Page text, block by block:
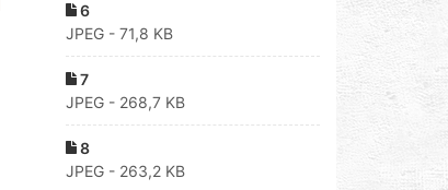
6
JPEG - 71,8 KB
7
JPEG - 268,7 KB
8
JPEG - 263,2 KB